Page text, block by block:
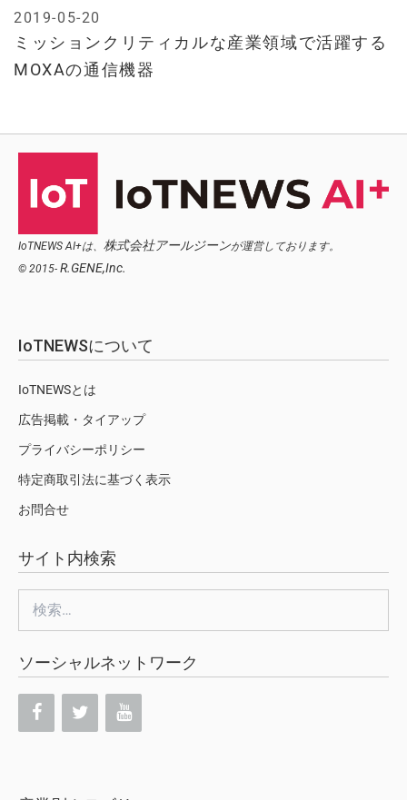
ミッションクリティカルな産業領域で活躍する
MOXAの通信機器
2019-05-20
IoTNEWS AI+は、 株式会社アールジーンが運営しております。
© 2015- R.GENE,Inc.
IoTNEWSについて
IoTNEWSとは
広告掲載・タイアップ
プライバシーポリシー
特定商取引法に基づく表示
お問合せ
サイト内検索
索:
ソーシャルネットワーク